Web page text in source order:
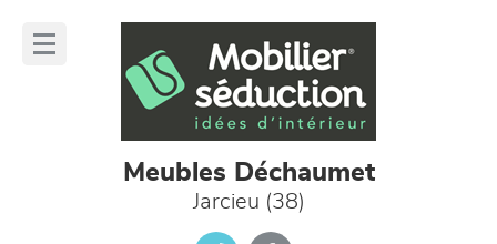
Meubles Déchaumet
Jarcieu (38)